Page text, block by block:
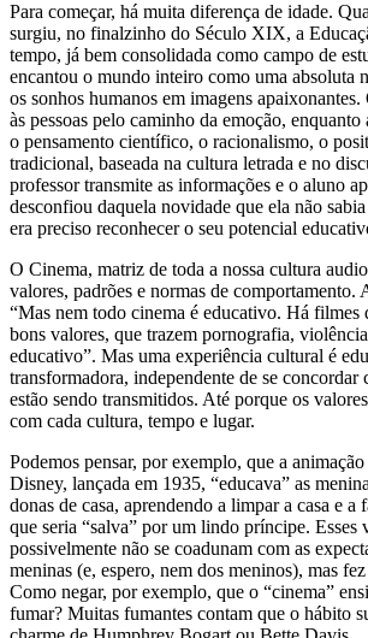
Para começar, há muita diferença de idade.
surgiu, no finalzinho do Século XIX, a
tempo, já bem consolidada como campo de
encantou o mundo inteiro como uma absoluta
os sonhos humanos em imagens
às pessoas pelo caminho da emoção,
o pensamento científico, o racionalismo, o
tradicional, baseada na cultura letrada e no
professor transmite as informações e o aluno
desconfiou daquela novidade que ela não
era preciso reconhecer o seu potencial
O Cinema, matriz de toda a nossa cultura
valores, padrões e normas de comportamento.
“Mas nem todo cinema é educativo. Há filmes
bons valores, que trazem pornografia,
educativo”. Mas uma experiência cultural é
transformadora, independente de se concordar
estão sendo transmitidos. Até porque os
com cada cultura, tempo e lugar.
Podemos pensar, por exemplo, que a
Disney, lançada em 1935, “educava” as
donas de casa, aprendendo a limpar a casa e a
que seria “salva” por um lindo príncipe. Esses
possivelmente não se coadunam com as
meninas (e, espero, nem dos meninos), mas
Como negar, por exemplo, que o “cinema”
fumar? Muitas fumantes contam que o hábito